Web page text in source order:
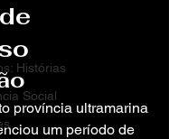
Histórias
Social
província ultramarina
um período de